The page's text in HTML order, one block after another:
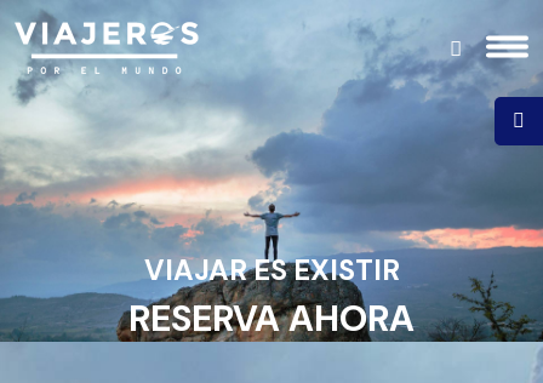
VIAJAR ES EXISTIR
RESERVA AHORA